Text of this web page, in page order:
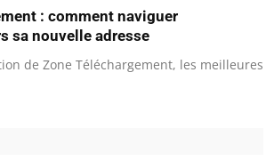
: comment naviguer
sa nouvelle adresse
de Zone Téléchargement, les meilleures